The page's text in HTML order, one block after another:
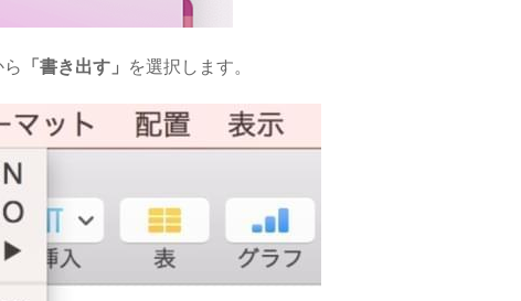
ら 「書き出す」 を選択します。